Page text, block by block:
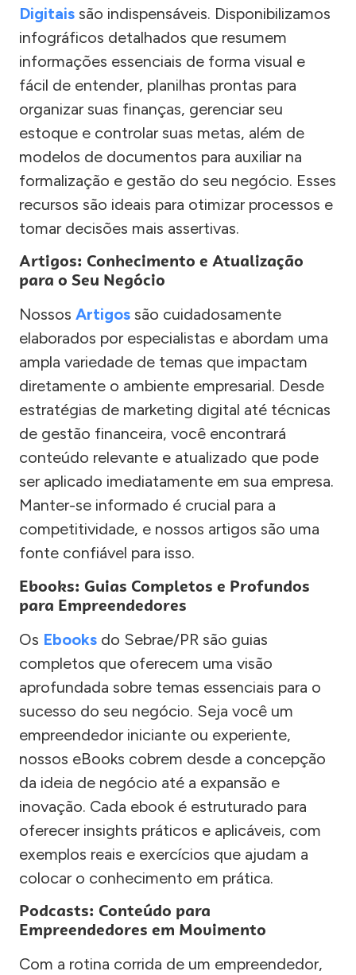
Digitais são indispensáveis. Disponibilizamos
infográficos detalhados que resumem
informações essenciais de forma visual e
fácil de entender, planilhas prontas para
organizar suas finanças, gerenciar seu
estoque e controlar suas metas, além de
modelos de documentos para auxiliar na
formalização e gestão do seu negócio. Esses
recursos são ideais para otimizar processos e
tomar decisões mais assertivas.
Artigos: Conhecimento e Atualização
para o Seu Negócio
Nossos Artigos são cuidadosamente
elaborados por especialistas e abordam uma
ampla variedade de temas que impactam
diretamente o ambiente empresarial. Desde
estratégias de marketing digital até técnicas
de gestão financeira, você encontrará
conteúdo relevante e atualizado que pode
ser aplicado imediatamente em sua empresa.
Manter-se informado é crucial para a
competitividade, e nossos artigos são uma
fonte confiável para isso.
Ebooks: Guias Completos e Profundos
para Empreendedores
Os Ebooks do Sebrae/PR são guias
completos que oferecem uma visão
aprofundada sobre temas essenciais para o
sucesso do seu negócio. Seja você um
empreendedor iniciante ou experiente,
nossos eBooks cobrem desde a concepção
da ideia de negócio até a expansão e
inovação. Cada ebook é estruturado para
oferecer insights práticos e aplicáveis, com
exemplos reais e exercícios que ajudam a
colocar o conhecimento em prática.
Podcasts: Conteúdo para
Empreendedores em Movimento
Com a rotina corrida de um empreendedor,